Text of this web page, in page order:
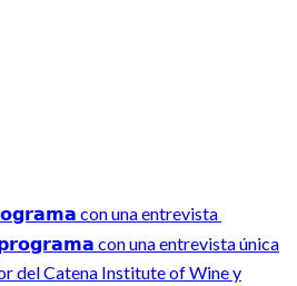
con una entrevista